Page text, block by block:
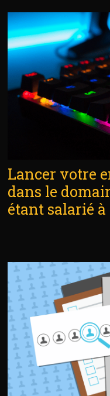
Lancer votre
dans le
étant salarié à